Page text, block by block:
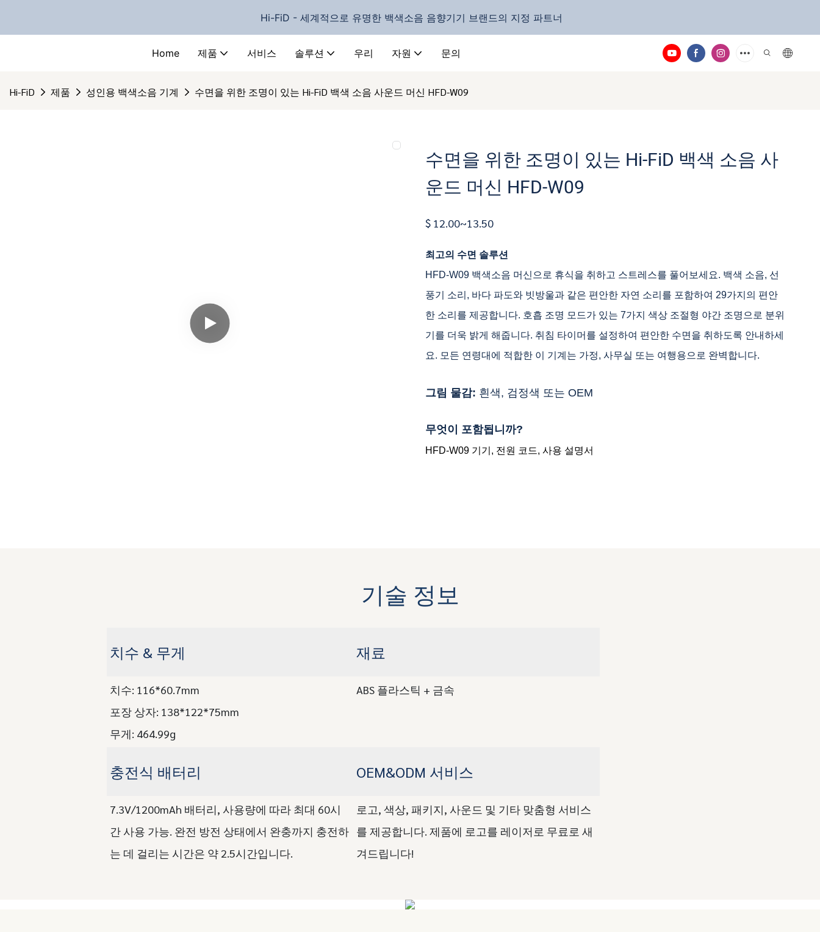
Hi-FiD - 세계적으로 유명한 백색소음 음향기기 브랜드의 지정 파트너
Home 제품 서비스 솔루션 우리 자원 문의
Hi-FiD 제품 성인용 백색소음 기계 수면을 위한 조명이 있는 Hi-FiD 백색 소음 사운드 머신 HFD-W09
수면을 위한 조명이 있는 Hi-FiD 백색 소음 사
운드 머신 HFD-W09
$ 12.00~13.50
최고의 수면 솔루션
HFD-W09 백색소음 머신으로 휴식을 취하고 스트레스를 풀어보세요. 백색 소음, 선
풍기 소리, 바다 파도와 빗방울과 같은 편안한 자연 소리를 포함하여 29가지의 편안
한 소리를 제공합니다. 호흡 조명 모드가 있는 7가지 색상 조절형 야간 조명으로 분위
기를 더욱 밝게 해줍니다. 취침 타이머를 설정하여 편안한 수면을 취하도록 안내하세
요. 모든 연령대에 적합한 이 기계는 가정, 사무실 또는 여행용으로 완벽합니다.
그림 물감: 흰색, 검정색 또는 OEM
무엇이 포함됩니까?
HFD-W09 기기, 전원 코드, 사용 설명서
기술 정보
치수 & 무게 재료
치수: 116*60.7mm
포장 상자: 138*122*75mm
무게: 464.99g
ABS 플라스틱 + 금속
충전식 배터리 OEM&ODM 서비스
7.3V/1200mAh 배터리, 사용량에 따라 최대 60시
간 사용 가능. 완전 방전 상태에서 완충까지 충전하
는 데 걸리는 시간은 약 2.5시간입니다.
로고, 색상, 패키지, 사운드 및 기타 맞춤형 서비스
를 제공합니다. 제품에 로고를 레이저로 무료로 새
겨드립니다!